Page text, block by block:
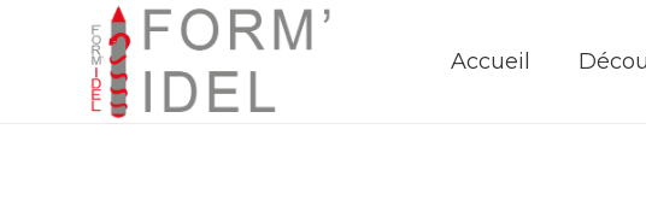
Accueil